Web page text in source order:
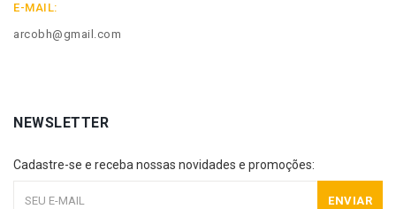
E-MAIL:
arcobh@gmail.com
NEWSLETTER
Cadastre-se e receba nossas novidades e promoções:
ENVIAR